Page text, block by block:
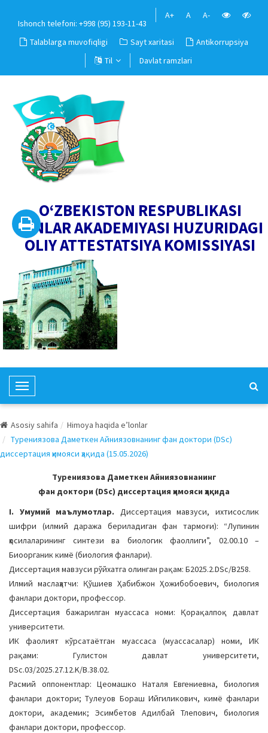
Ishonch telefoni: +998 (95) 193-11-43
A+ A A-
Talablarga muvofiqligi Sayt xaritasi
Antikorrupsiya
Til
Davlat ramzlari
O‘ZBEKISTON RESPUBLIKASI
FANLAR AKADEMIYASI HUZURIDAGI
OLIY ATTESTATSIYA KOMISSIYASI
T
o
g
l
e
i
g
a
t
i
o
n
Asosiy sahifa
Himoya haqida e’lonlar
Турениязова Даметкен Айниязовнанинг фан доктори (DSc)
диссертация ҳимояси ҳақида (15.05.2026)
Турениязова Даметкен Айниязовнанинг
фан доктори (DSc) диссертация ҳимояси ҳақида
I. Умумий маълумотлар. Диссертация мавзуси, ихтисослик
шифри (илмий даража бериладиган фан тармоғи): “Лупинин
ҳосилаларининг синтези ва биологик фаоллиги”, 02.00.10 –
Биоорганик кимё (биология фанлари).
Диссертация мавзуси рўйхатга олинган рақам: Б2025.2.DSc/B258.
Илмий маслаҳатчи: Қўшиев Ҳабибжон Ҳожибобоевич, биология
фанлари доктори, профессор.
Диссертация бажарилган муассаса номи: Қорақалпоқ давлат
университети.
ИК фаолият кўрсатаётган муассаса (муассасалар) номи, ИК
рақами: Гулистон давлат университети,
DSc.03/2025.27.12.K/B.38.02.
Расмий оппонентлар: Цеомашко Наталя Евгениевна, биология
фанлари доктори; Тулеуов Бораш Ийгиликович, кимё фанлари
доктори, академик; Эсимбетов Адилбай Тлепович, биология
фанлари доктори, профессор.